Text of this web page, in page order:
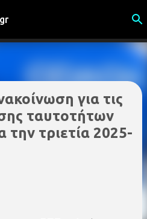
κύριο περιεχόμενο
για τις
ταυτοτήτων
την τριετία 2025-